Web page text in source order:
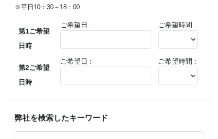
※平日10：30～18：00
第1ご希望
日時
ご希望日 : ご希望時間 :
第2ご希望
日時
ご希望日 : ご希望時間 :
弊社を検索したキーワード